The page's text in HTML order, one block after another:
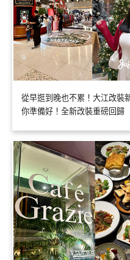
從早逛到晚也不累！大江改裝
你準備好！全新改裝重磅回歸